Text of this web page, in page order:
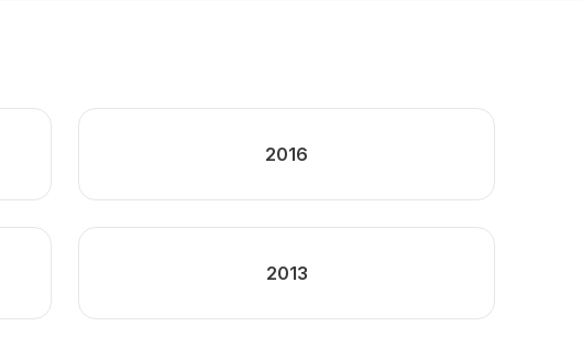
2016
2013